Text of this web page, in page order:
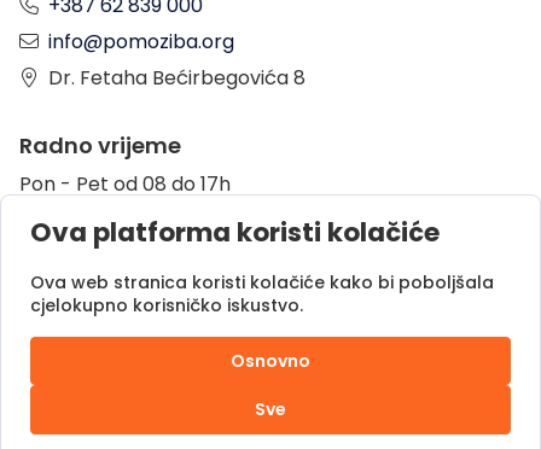
+387 62 839 000
info@pomoziba.org
Dr. Fetaha Bećirbegovića 8
Radno vrijeme
Pon - Pet od 08 do 17h
Sub od 10 do 17h
Nedjelja - neradni dan
Donacije putem
Ova platforma koristi kolačiće
Ova web stranica koristi kolačiće kako bi poboljšala
cjelokupno korisničko iskustvo.
Osnovno
Sve